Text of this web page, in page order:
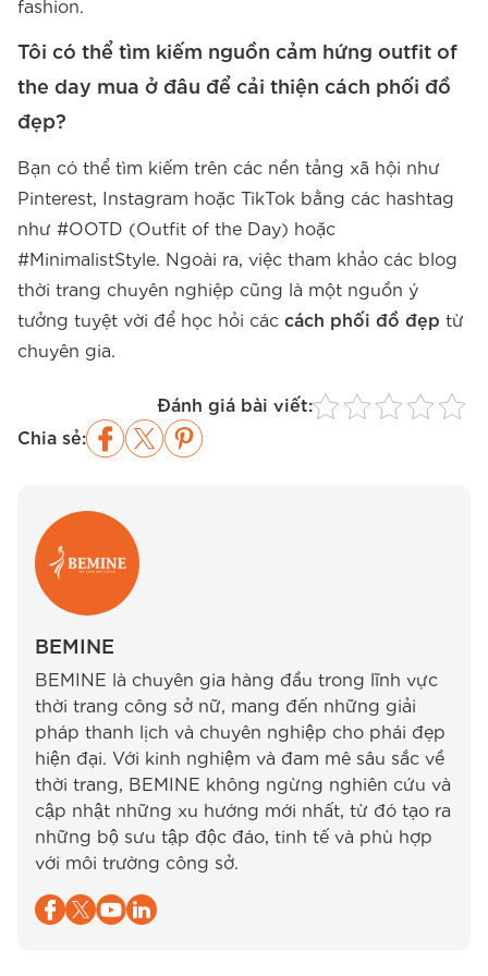
fashion.
Tôi có thể tìm kiếm nguồn cảm hứng outfit of
the day mua ở đâu để cải thiện cách phối đồ
đẹp?
Bạn có thể tìm kiếm trên các nền tảng xã hội như
Pinterest, Instagram hoặc TikTok bằng các hashtag
như #OOTD (Outfit of the Day) hoặc
#MinimalistStyle. Ngoài ra, việc tham khảo các blog
thời trang chuyên nghiệp cũng là một nguồn ý
tưởng tuyệt vời để học hỏi các cách phối đồ đẹp từ
chuyên gia.
Chia sẻ:
Đánh giá bài viết:
BEMINE
BEMINE là chuyên gia hàng đầu trong lĩnh vực
thời trang công sở nữ, mang đến những giải
pháp thanh lịch và chuyên nghiệp cho phái đẹp
hiện đại. Với kinh nghiệm và đam mê sâu sắc về
thời trang, BEMINE không ngừng nghiên cứu và
cập nhật những xu hướng mới nhất, từ đó tạo ra
những bộ sưu tập độc đáo, tinh tế và phù hợp
với môi trường công sở.